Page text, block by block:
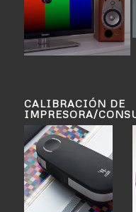
CALIBRACIÓN DE
IMPRESORA/